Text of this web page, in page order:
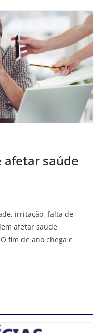
afetar saúde
irritação, falta de
afetar saúde
fim de ano chega e